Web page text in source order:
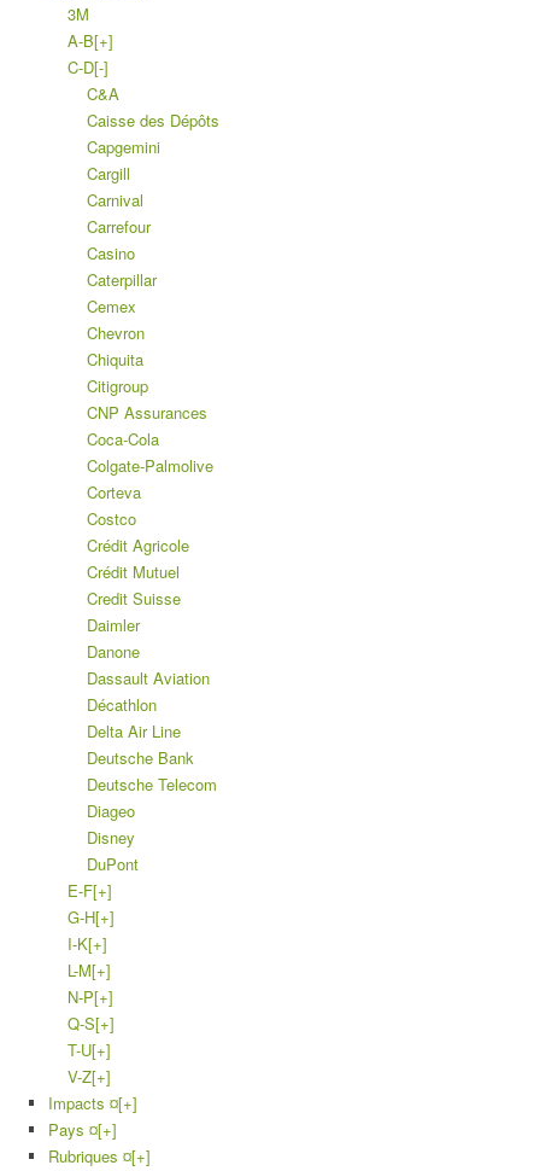
3M
A-B[+]
C-D[-]
C&A
Caisse des Dépôts
Capgemini
Cargill
Carnival
Carrefour
Casino
Caterpillar
Cemex
Chevron
Chiquita
Citigroup
CNP Assurances
Coca-Cola
Colgate-Palmolive
Corteva
Costco
Crédit Agricole
Crédit Mutuel
Credit Suisse
Daimler
Danone
Dassault Aviation
Décathlon
Delta Air Line
Deutsche Bank
Deutsche Telecom
Diageo
Disney
DuPont
E-F[+]
G-H[+]
I-K[+]
L-M[+]
N-P[+]
Q-S[+]
T-U[+]
V-Z[+]
Impacts ¤[+]
Pays ¤[+]
Rubriques ¤[+]